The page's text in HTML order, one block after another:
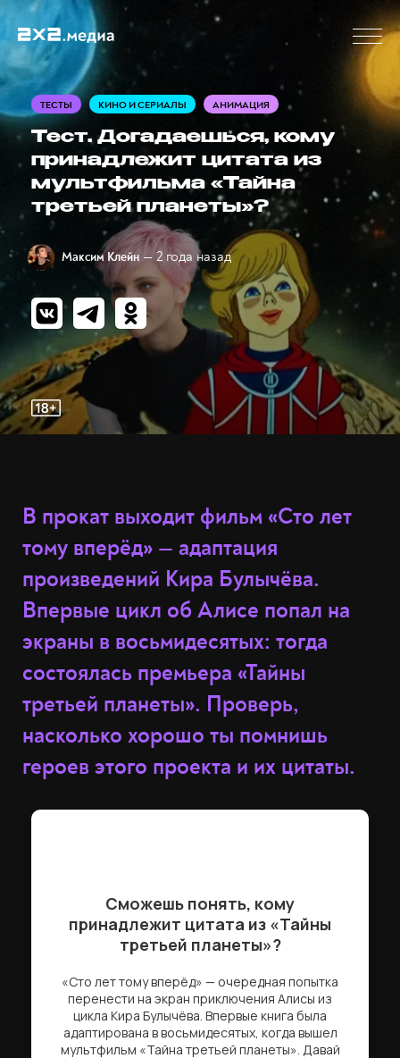
ТЕСТЫ КИНО И СЕРИАЛЫ АНИМАЦИЯ
Тест. Догадаешься, кому
принадлежит цитата из
мультфильма «Тайна
третьей планеты»?
Максим Клейн — 2 года назад
В прокат выходит фильм «Сто лет
тому вперёд» — адаптация
произведений Кира Булычёва.
Впервые цикл об Алисе попал на
экраны в восьмидесятых: тогда
состоялась премьера «Тайны
третьей планеты». Проверь,
насколько хорошо ты помнишь
героев этого проекта и их цитаты.